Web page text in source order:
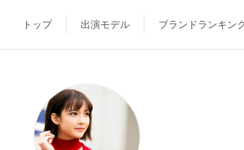
トップ 出演モデル ブランドランキン